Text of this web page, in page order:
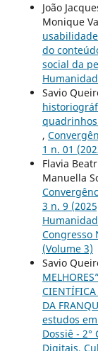
João
Monique
do
social da
Savio
,
1 n. 01
Flavia
Manuella
3 n. 9
Congresso
(Volume 3)
Savio
DA
estudos
Dossiê -
Digitais,